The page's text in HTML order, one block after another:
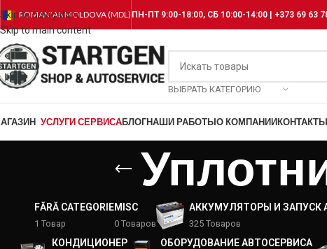
Skip to navigation
Skip to main content
ROMANIANMOLDOVA (MDL) ПН-ПТ 9:00-18:00, СБ 10:00-14:00 | +373 69 63
ВЫБРАТЬ КАТЕГОРИЮ
УСЛУГИ СЕРВИСАБЛОГНАШИ РАБОТЫО КОМПАНИИКОНТАКТЫ
FĂRĂ CATEGORIE
1 Товар
MISC
0 Товаров
АККУМУЛЯТОРЫ И ЗАПУСК
325 Товаров
КОНДИЦИОНЕР ОБОРУДОВАНИЕ АВТОСЕРВИСА